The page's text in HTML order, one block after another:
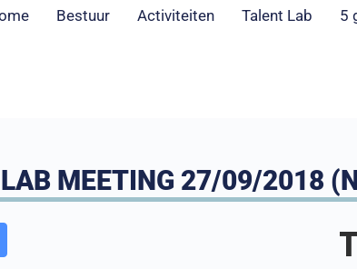
Bestuur Activiteiten Talent Lab 5
MEETING 27/09/2018